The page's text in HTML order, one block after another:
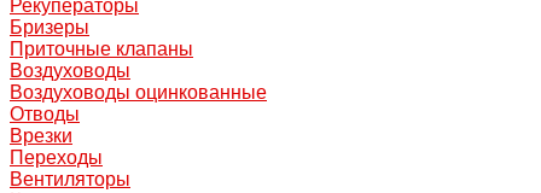
Рекуператоры
Бризеры
Приточные клапаны
Воздуховоды
Воздуховоды оцинкованные
Отводы
Врезки
Переходы
Вентиляторы